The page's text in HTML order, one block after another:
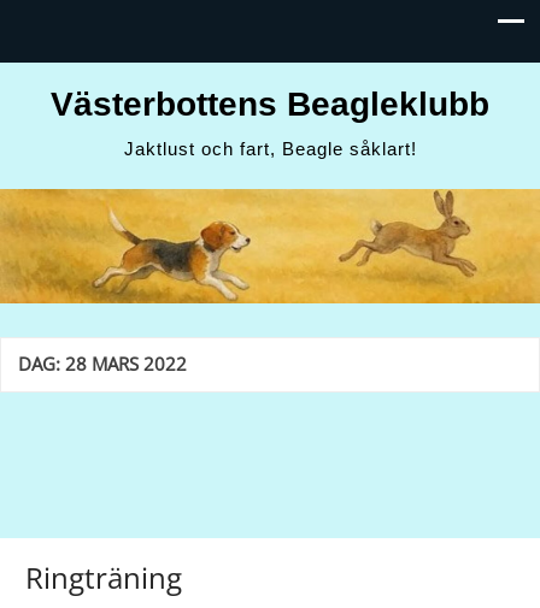
Västerbottens Beagleklubb
Jaktlust och fart, Beagle såklart!
DAG:28 MARS 2022
Ringträning